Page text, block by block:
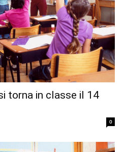
torna in classe il 14
0